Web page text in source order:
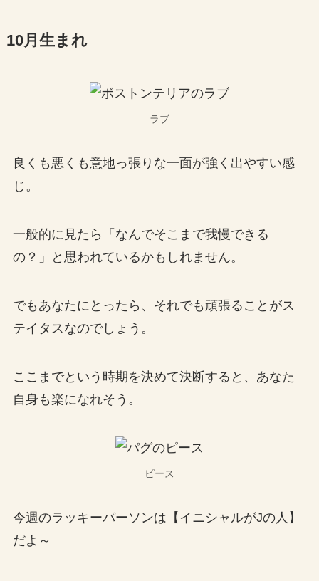
10月生まれ
ラブ
良くも悪くも意地っ張りな一面が強く出やすい感
じ。
一般的に見たら「なんでそこまで我慢できる
の？」と思われているかもしれません。
でもあなたにとったら、それでも頑張ることがス
テイタスなのでしょう。
ここまでという時期を決めて決断すると、あなた
自身も楽になれそう。
ピース
今週のラッキーパーソンは【イニシャルがJの人】
だよ～